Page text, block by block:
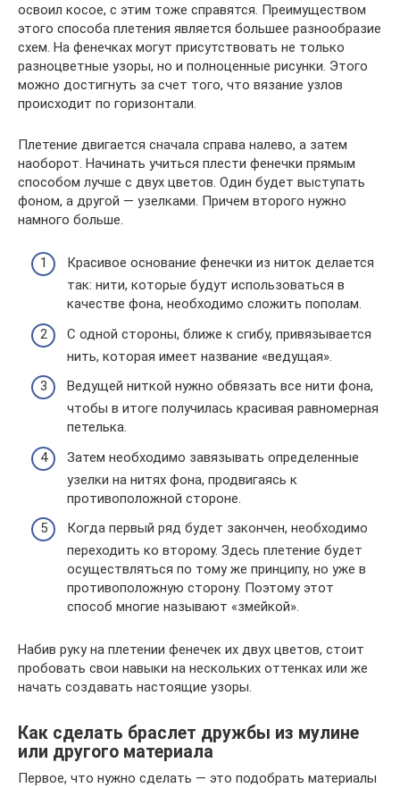
освоил косое, с этим тоже справятся. Преимуществом
этого способа плетения является большее разнообразие
схем. На фенечках могут присутствовать не только
разноцветные узоры, но и полноценные рисунки. Этого
можно достигнуть за счет того, что вязание узлов
происходит по горизонтали.
Плетение двигается сначала справа налево, а затем
наоборот. Начинать учиться плести фенечки прямым
способом лучше с двух цветов. Один будет выступать
фоном, а другой — узелками. Причем второго нужно
намного больше.
Красивое основание фенечки из ниток делается
так: нити, которые будут использоваться в
качестве фона, необходимо сложить пополам.
С одной стороны, ближе к сгибу, привязывается
нить, которая имеет название «ведущая».
Ведущей ниткой нужно обвязать все нити фона,
чтобы в итоге получилась красивая равномерная
петелька.
Затем необходимо завязывать определенные
узелки на нитях фона, продвигаясь к
противоположной стороне.
Когда первый ряд будет закончен, необходимо
переходить ко второму. Здесь плетение будет
осуществляться по тому же принципу, но уже в
противоположную сторону. Поэтому этот
способ многие называют «змейкой».
Набив руку на плетении фенечек их двух цветов, стоит
пробовать свои навыки на нескольких оттенках или же
начать создавать настоящие узоры.
Как сделать браслет дружбы из мулине
или другого материала
Первое, что нужно сделать — это подобрать материалы